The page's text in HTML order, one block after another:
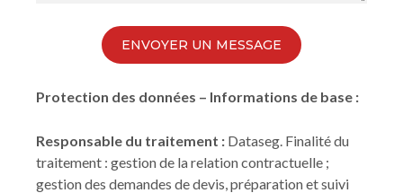
ENVOYER UN MESSAGE
Protection des données – Informations de base :
Responsable du traitement : Dataseg. Finalité du
traitement : gestion de la relation contractuelle ;
gestion des demandes de devis, préparation et suivi